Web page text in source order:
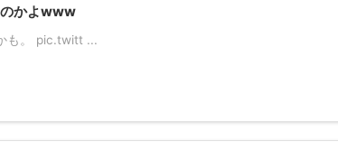
のかよwww
も。 pic.twitt ...